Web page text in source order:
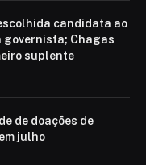
candidata ao
governista; Chagas
suplente
de doações de
julho